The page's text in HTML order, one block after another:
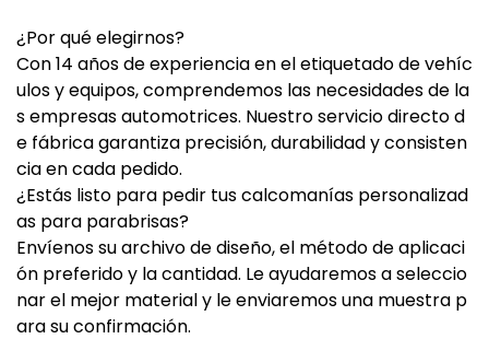
¿Por qué elegirnos?
Con 14 años de experiencia en el etiquetado de vehíc
ulos y equipos, comprendemos las necesidades de la
s empresas automotrices. Nuestro servicio directo d
e fábrica garantiza precisión, durabilidad y consisten
cia en cada pedido.
¿Estás listo para pedir tus calcomanías personalizad
as para parabrisas?
Envíenos su archivo de diseño, el método de aplicaci
ón preferido y la cantidad. Le ayudaremos a seleccio
nar el mejor material y le enviaremos una muestra p
ara su confirmación.